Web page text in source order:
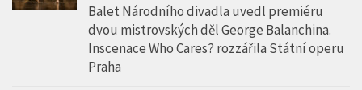
Balet Národního divadla uvedl premiéru
dvou mistrovských děl George Balanchina.
Inscenace Who Cares? rozzářila Státní operu
Praha